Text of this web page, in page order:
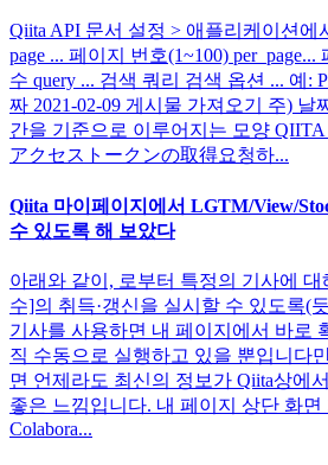
Qiita API 문서 설정 > 애플리케이션에
page ... 페이지 번호(1~100)
수 query ... 검색 쿼리 검색 옵션 ... 예:
짜 2021-02-09 게시물 가져오기 주) 날
간을 기준으로 이루어지는 모양
アクセストークンの取得요청하...
Qiita 마이페이지에서 LGTM/View/
수 있도록 해 보았다
아래와 같이, 로부터 특정의 기사에
수]의 취득·갱신을 실시할 수 있도록(
기사를 사용하면 내 페이지에서 바로
직 수동으로 실행하고 있을 뿐입니다
면 언제라도 최신의 정보가 Qiita상에
좋은 느낌입니다. 내 페이지 상단 화면
Colabora...